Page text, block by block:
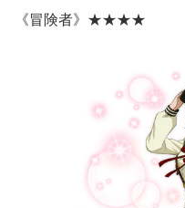
《冒険者》★★★★